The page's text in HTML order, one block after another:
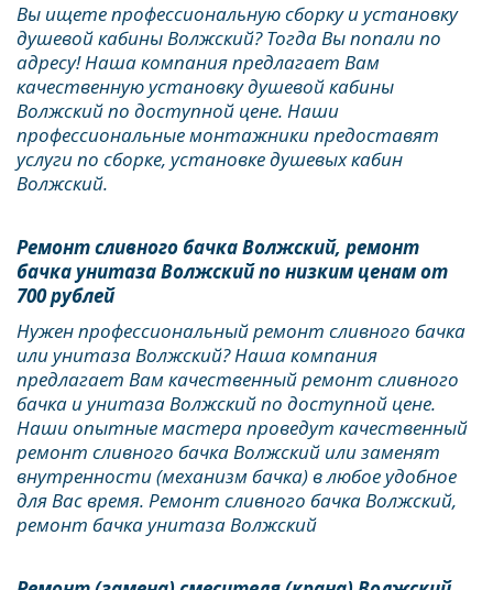
Вы ищете профессиональную сборку и установку
душевой кабины Волжский? Тогда Вы попали по
адресу! Наша компания предлагает Вам
качественную установку душевой кабины
Волжский по доступной цене. Наши
профессиональные монтажники предоставят
услуги по сборке, установке душевых кабин
Волжский.
Ремонт сливного бачка Волжский, ремонт
бачка унитаза Волжский по низким ценам от
700 рублей
Нужен профессиональный ремонт сливного бачка
или унитаза Волжский? Наша компания
предлагает Вам качественный ремонт сливного
бачка и унитаза Волжский по доступной цене.
Наши опытные мастера проведут качественный
ремонт сливного бачка Волжский или заменят
внутренности (механизм бачка) в любое удобное
для Вас время. Ремонт сливного бачка Волжский,
ремонт бачка унитаза Волжский